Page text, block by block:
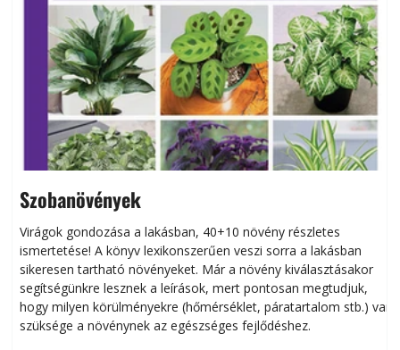
Szobanövények
Virágok gondozása a lakásban, 40+10 növény részletes
ismertetése! A könyv lexikonszerűen veszi sorra a lakásban
sikeresen tart­ha­tó növényeket. Már a növény kiválasztásakor
segítségünkre lesznek a leírások, mert pontosan megtudjuk,
hogy milyen körülményekre (hőmérséklet, páratartalom stb.) van
szüksége a növénynek az egészséges fejlődéshez.